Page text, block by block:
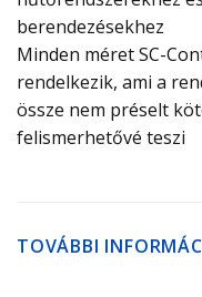
berendezésekhez
Minden méret SC-
rendelkezik, ami a
össze nem préselt
felismerhetővé teszi
TOVÁBBI